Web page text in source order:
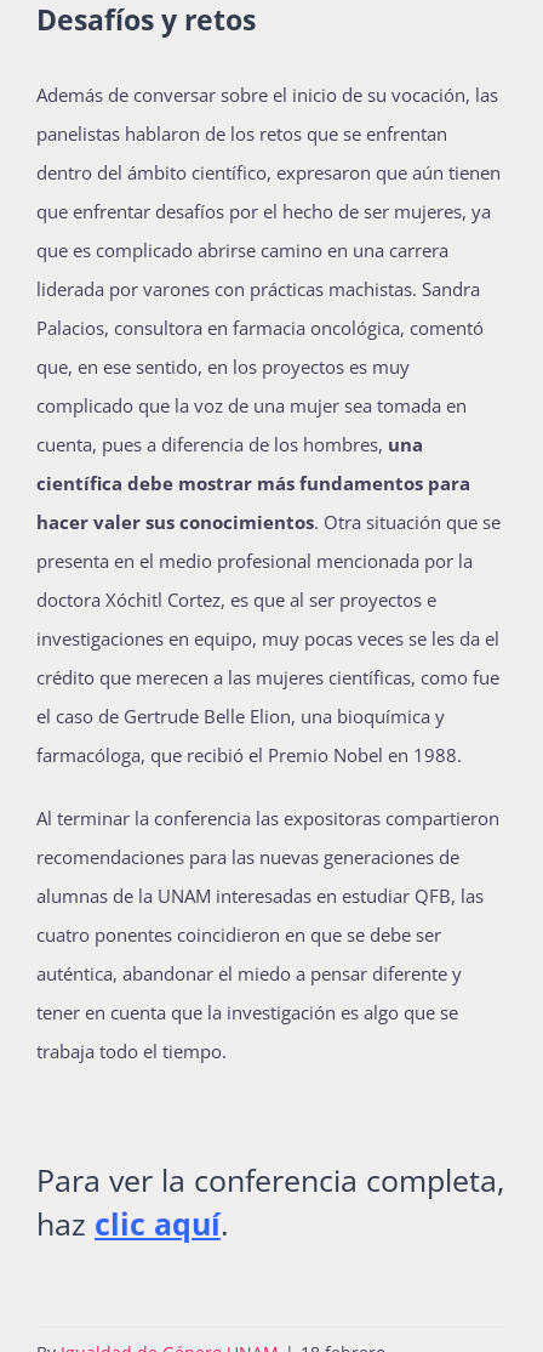
Desafíos y retos
Además de conversar sobre el inicio de su vocación, las
panelistas hablaron de los retos que se enfrentan
dentro del ámbito científico, expresaron que aún tienen
que enfrentar desafíos por el hecho de ser mujeres, ya
que es complicado abrirse camino en una carrera
liderada por varones con prácticas machistas. Sandra
Palacios, consultora en farmacia oncológica, comentó
que, en ese sentido, en los proyectos es muy
complicado que la voz de una mujer sea tomada en
cuenta, pues a diferencia de los hombres, una
científica debe mostrar más fundamentos para
hacer valer sus conocimientos. Otra situación que se
presenta en el medio profesional mencionada por la
doctora Xóchitl Cortez, es que al ser proyectos e
investigaciones en equipo, muy pocas veces se les da el
crédito que merecen a las mujeres científicas, como fue
el caso de Gertrude Belle Elion, una bioquímica y
farmacóloga, que recibió el Premio Nobel en 1988.
Al terminar la conferencia las expositoras compartieron
recomendaciones para las nuevas generaciones de
alumnas de la UNAM interesadas en estudiar QFB, las
cuatro ponentes coincidieron en que se debe ser
auténtica, abandonar el miedo a pensar diferente y
tener en cuenta que la investigación es algo que se
trabaja todo el tiempo.
Para ver la conferencia completa,
haz clic aquí.